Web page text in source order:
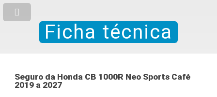
Ficha técnica
Seguro da Honda CB 1000R Neo Sports Café
2019 a 2027